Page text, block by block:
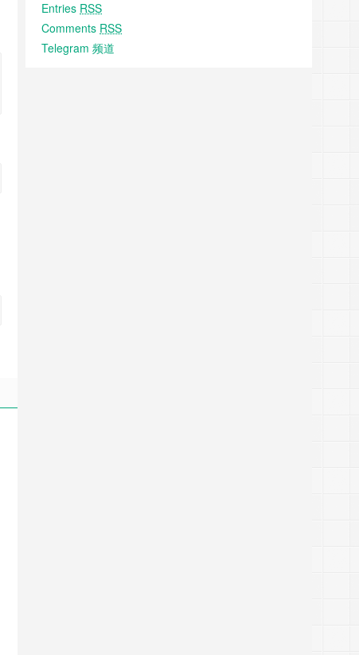
Entries RSS
Comments RSS
Telegram 频道